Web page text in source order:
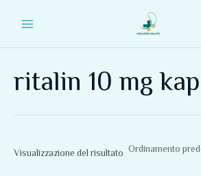
ritalin 10 mg
Visualizzazione del risultato